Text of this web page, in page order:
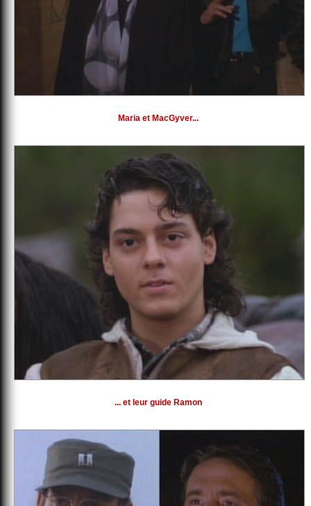
Maria et MacGyver...
... et leur guide Ramon